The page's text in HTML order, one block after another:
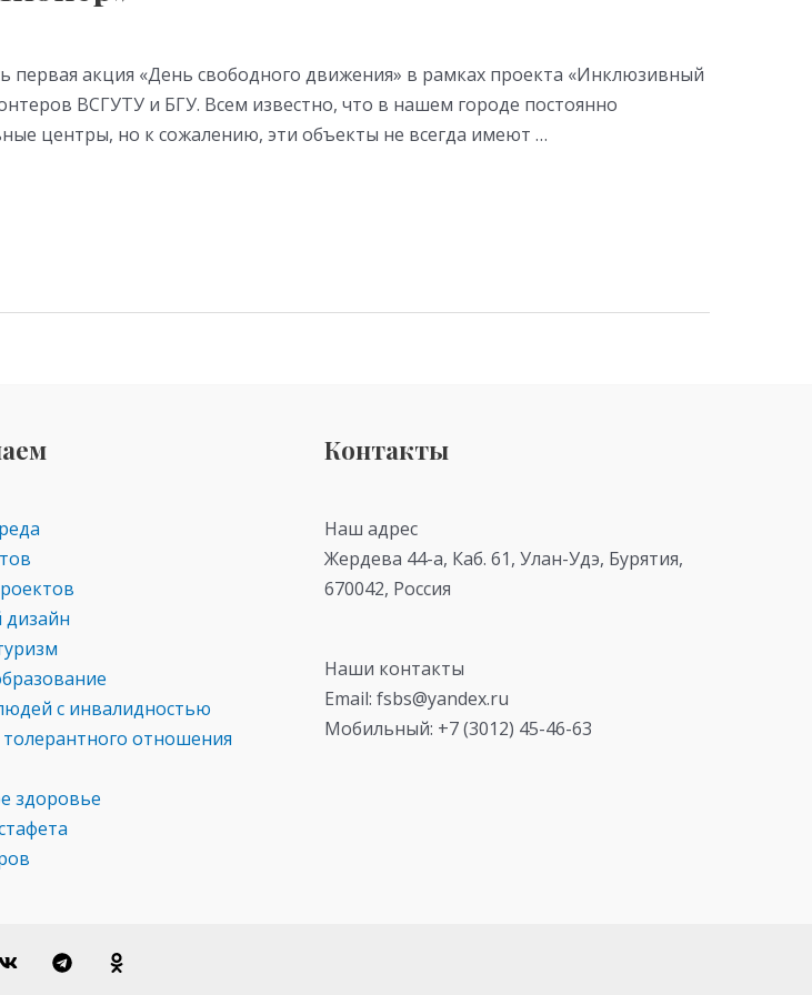
первая акция «День свободного движения» в рамках проекта «Инклюзивный
ВСГУТУ и БГУ. Всем известно, что в нашем городе постоянно
центры, но к сожалению, эти объекты не всегда имеют …
с инвалидностью
отношения
здоровье
Контакты
Наш адрес
Жердева 44-а, Каб. 61, Улан-Удэ, Бурятия,
670042, Россия
Наши контакты
Email: fsbs@yandex.ru
Мобильный: +7 (3012) 45-46-63